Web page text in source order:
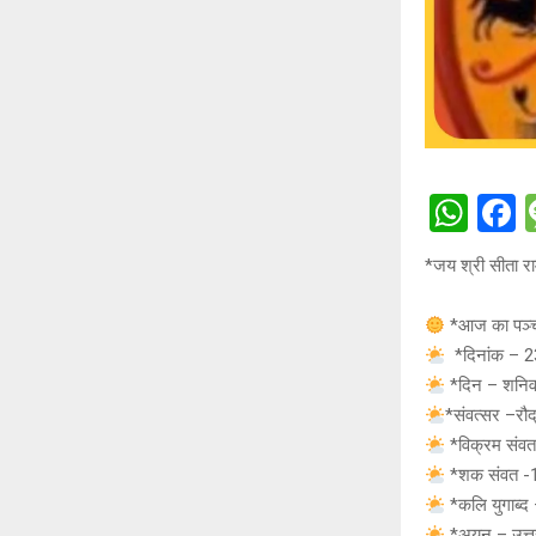
W
h
at
s
A
p
p
F
a
b
o
o
k
*जय श्री सीता
*आज का
*दिनांक –
*दिन –
*संवत्सर
*विक्रम
*शक संवत -
*कलि